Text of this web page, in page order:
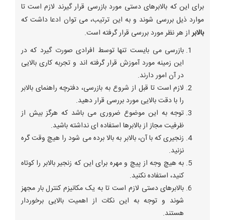
برای این که بالابرهای دستی مورد بازرسی قرار گیرند لازم است تا
موارد ذیل بررسی شوند و به این ترتیب، می توان ادعا داشت که
بالابر از هر نظر مورد بررسی قرار گرفته است.
بازرسی می بایست تنها توسط افرادی صورت گیرد که در
این زمینه مورد آموزش قرار گرفته اند و تجربه کاری بالایی
در آن امور دارند.
لازم است تا قبل از شروع به بازرسی، دفترچه راهنمای بالابر
را با دقت بالایی مورد بررسی قرار دهید.
توجه به این موضوع ضروری می باشد که هرگز بیش از
ظرفیت مجاز از بالابرها استفاده ای نداشته باشید.
زنجیری که با آن، بالابر به بالا برده می شود را هیچ وقت گره
نزنید.
به هیچ وجه از پیچ و مهره برای این که زنجیر بالابر را کوتاه
کنید، استفاده نکنید.
بالابرهای دستی لازم است تا به یک مکانیزم کنترل بار مجهز
شوند و توجه به این نکات از اهمیت بالایی برخوردار
هستند.